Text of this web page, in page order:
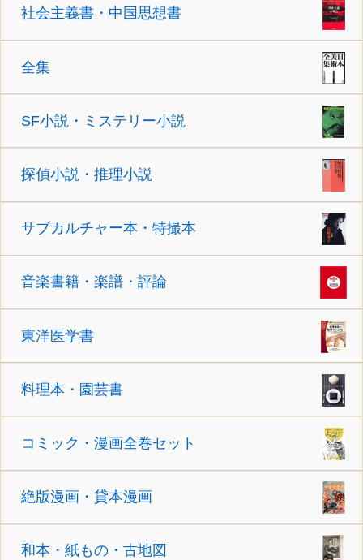
社会主義書・中国思想書
全集
SF小説・ミステリー小説
探偵小説・推理小説
サブカルチャー本・特撮本
音楽書籍・楽譜・評論
東洋医学書
料理本・園芸書
コミック・漫画全巻セット
絶版漫画・貸本漫画
和本・紙もの・古地図